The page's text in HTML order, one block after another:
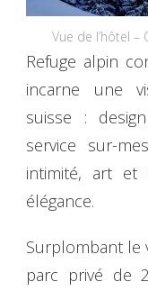
Vue de l’hôtel
Refuge alpin
incarne une
suisse :
service sur-
intimité, art et
élégance.
Surplombant le
parc privé de